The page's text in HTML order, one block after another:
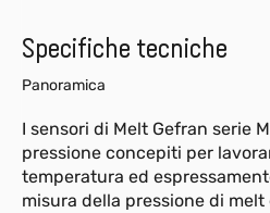
Specifiche tecniche
Panoramica
I sensori di Melt Gefran serie
pressione concepiti per
temperatura ed
misura della pressione di